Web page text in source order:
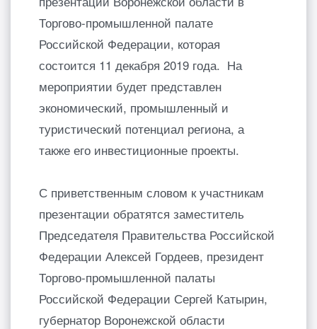
Торгово-промышленной палате
Российской Федерации, которая
состоится 11 декабря 2019 года. На
мероприятии будет представлен
экономический, промышленный и
туристический потенциал региона, а
также его инвестиционные проекты.
С приветственным словом к участникам
презентации обратятся заместитель
Председателя Правительства Российской
Федерации Алексей Гордеев, президент
Торгово-промышленной палаты
Российской Федерации Сергей Катырин,
губернатор Воронежской области